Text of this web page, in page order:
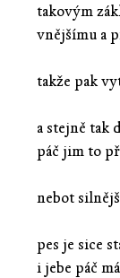
takovým
vnějšímu a
takže pak
a stejně tak
páč jim to
nebot
pes je sice
i jebe páč